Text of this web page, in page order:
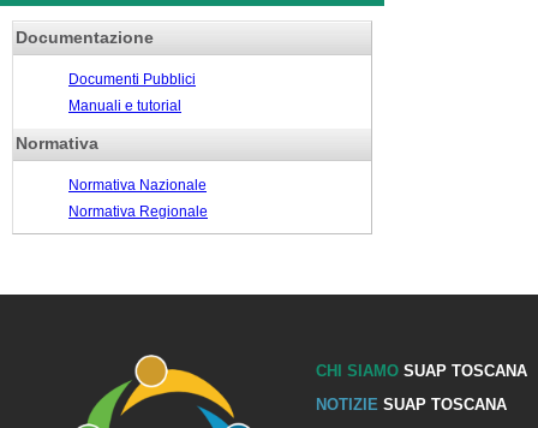
Documentazione
Documenti Pubblici
Manuali e tutorial
Normativa
Normativa Nazionale
Normativa Regionale
CHI SIAMOSUAP TOSCANA
NOTIZIE SUAP TOSCANA